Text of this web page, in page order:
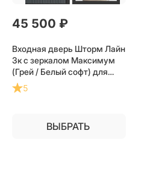
45 500 ₽
Входная дверь Шторм Лайн
3к с зеркалом Максимум
(Грей / Белый софт) для
установки в квартиру
5
ВЫБРАТЬ